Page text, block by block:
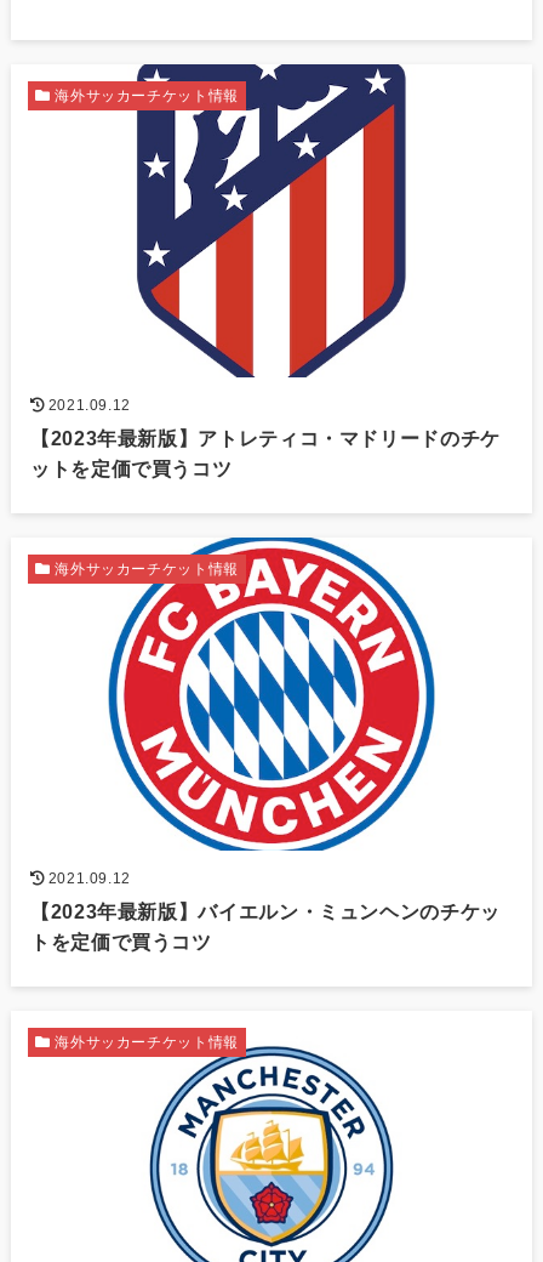
2021.09.12
【2023年最新版】アトレティコ・マドリードのチケ
ットを定価で買うコツ
海外サッカーチケット情報
2021.09.12
【2023年最新版】バイエルン・ミュンヘンのチケッ
トを定価で買うコツ
海外サッカーチケット情報
海外サッカーチケット情報